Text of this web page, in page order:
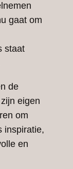
gaat om
staat
de
eigen
om
inspiratie,
en